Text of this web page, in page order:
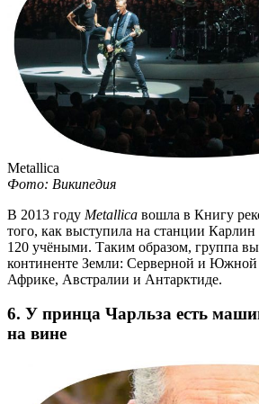
Metallica
Фото: Википедия
В 2013 году Metallica вошла в Книгу
того, как выступила на станции
120 учёными. Таким образом, группа
континенте Земли: Серверной и
Африке, Австралии и Антарктиде.
6. У принца Чарльза есть
на вине